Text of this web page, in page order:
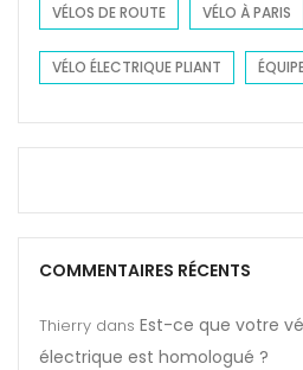
VÉLOS DE ROUTE VÉLO À PARIS
VÉLO ÉLECTRIQUE PLIANT
COMMENTAIRES RÉCENTS
Thierry dans Est-ce que votre
électrique est homologué ?